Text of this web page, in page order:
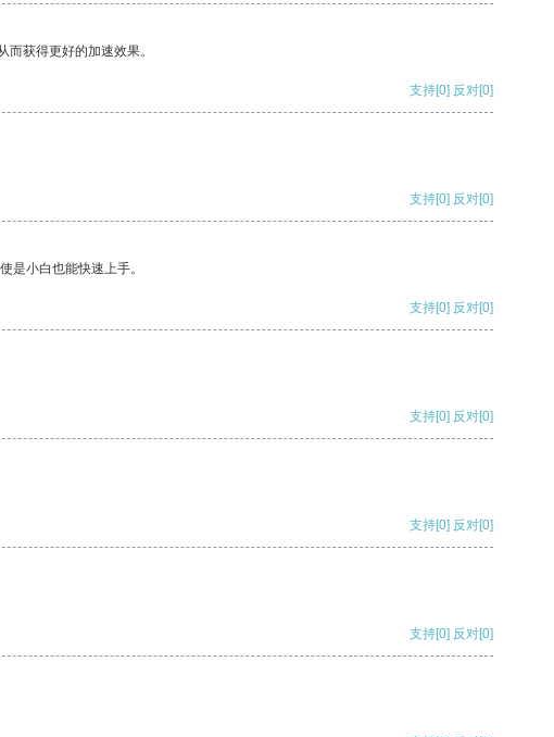
获得更好的加速效果。
支持[0] 反对[0]
支持[0] 反对[0]
是小白也能快速上手。
支持[0] 反对[0]
支持[0] 反对[0]
支持[0] 反对[0]
支持[0] 反对[0]